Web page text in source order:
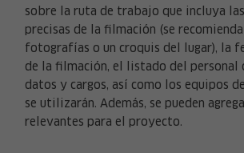
sobre la ruta de trabajo que incluya
precisas de la filmación (se
fotografías o un croquis del lugar), la
de la filmación, el listado del personal
datos y cargos, así como los equipos
se utilizarán. Además, se pueden
relevantes para el proyecto.